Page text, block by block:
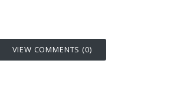
VIEW COMMENTS (0)